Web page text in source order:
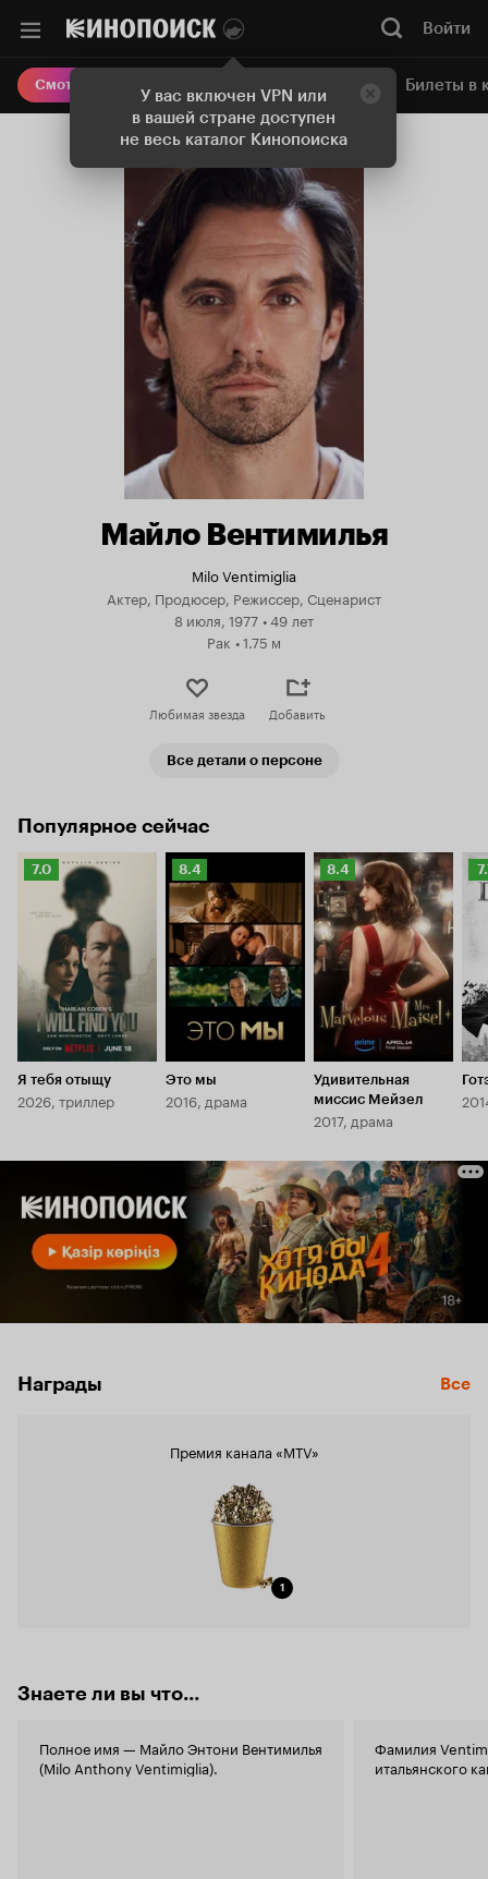
У вас включен VPN или
в вашей стране доступен
не весь каталог Кинопоиска
Войти
Смотреть кино Онлайн-кинотеатр Билеты в
Майло Вентимилья
Milo Ventimiglia
Актер, Продюсер, Режиссер, Сценарист
8 июля, 1977 •49 лет
Рак •1.75 м
Любимая звезда Добавить
Все детали о персоне
Популярное сейчас
Рейтинг
Кинопоиска
7.0
7.0
Я тебя отыщу
2026, триллер
Рейтинг
Кинопоиска
8.4
8.4
Это мы
2016, драма
Рейтинг
Кинопоиска
8.4
8.4
Удивительная
миссис Мейзел
2017, драма
Награды Все
Премия канала «MTV»
1
Знаете ли вы что...
Полное имя — Майло Энтони Вентимилья
(Milo Anthony Ventimiglia).
Фамилия
итальянского